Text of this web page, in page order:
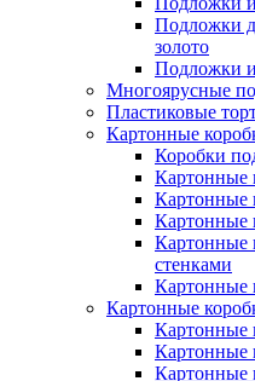
Подложки
золото
Подложки
Многоярусные
Пластиковые
Картонные
Коробки
Картонные
Картонные
Картонные
Картонные
стенками
Картонные
Картонные
Картонные
Картонные
Картонные